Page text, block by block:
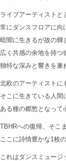
ライブアーティストと
常にダンスフロアに向
暗闇に生きるが故の輝
広く共感の余地を持つ
独特な深みと響きを兼
北欧のアーティストに
そこに生きている人間
ある種の郷愁となって
TBHRへの復帰、そこ
ここに詩情豊かな1枚
これはダンスミュージ